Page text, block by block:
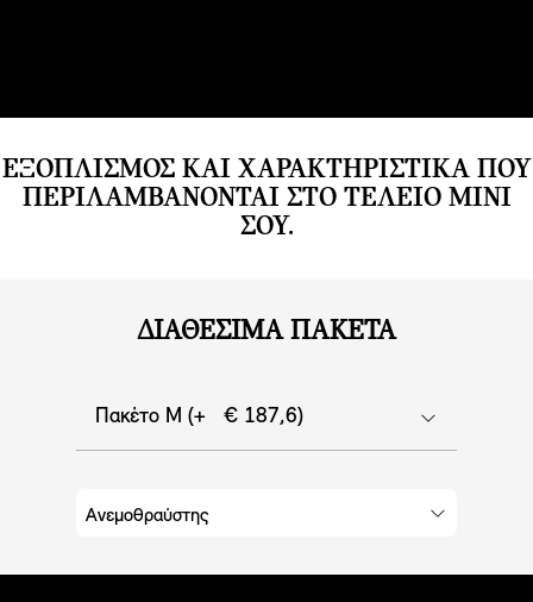
ΕΞΟΠΛΙΣΜΟΣ ΚΑΙ ΧΑΡΑΚΤΗΡΙΣΤΙΚΑ ΠΟΥ
ΠΕΡΙΛΑΜΒΑΝΟΝΤΑΙ ΣΤΟ ΤΕΛΕΙΟ MINI
ΣΟΥ.
ΔΙΑΘΈΣΙΜΑ ΠΑΚΈΤΑ
Πακέτο M (+ € 187,6)
Ανεμοθραύστης